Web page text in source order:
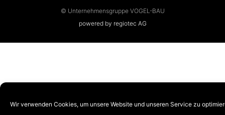
Wir verwenden Cookies, um unsere Website und unseren Service zu
© Unternehmensgruppe VOGEL-BAU
powered by regiotec AG